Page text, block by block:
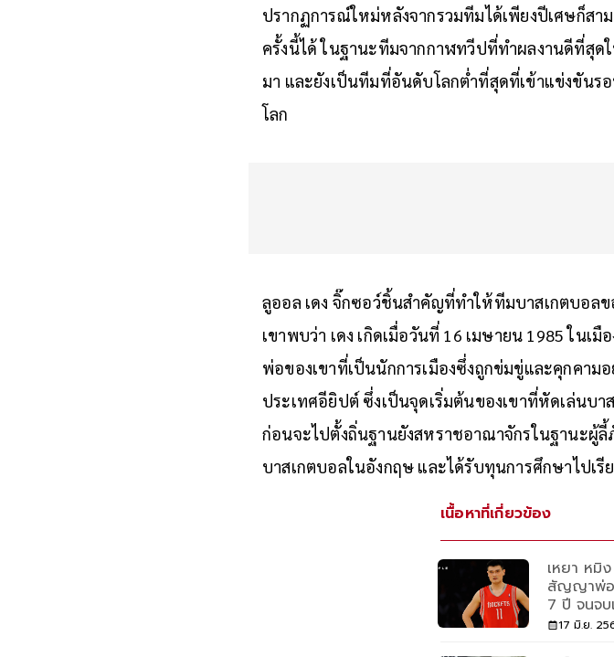
เกมส์นี้เป็นที่กล่าวถึงอย่างกว้างขวางในสื่อสังคมอ
ปรากฏการณ์ใหม่หลังจากรวมทีมได้เพียงปีเศษก็สา
ครั้งนี้ได้ ในฐานะทีมจากกาฬทวีปที่ทำผลงานดีที่สุด
มา และยังเป็นทีมที่อันดับโลกต่ำที่สุดที่เข้าแข่งขันร
ลูออล เดง จิ๊กซอว์ชิ้นสำคัญที่ทำให้ทีมบาสเกตบอลข
เขาพบว่า เดง เกิดเมื่อวันที่ 16 เมษายน 1985 ในเ
พ่อของเขาที่เป็นนักการเมืองซึ่งถูกข่มขู่และคุกคาม
ประเทศอียิปต์ ซึ่งเป็นจุดเริ่มต้นของเขาที่หัดเล่นบา
ก่อนจะไปตั้งถิ่นฐานยังสหราชอาณาจักรในฐานะผู้
เนื้อหาที่เกี่ยวข้อง
เหยา หมิ
สัญญาพ่อแ
7 ปี จนจบ